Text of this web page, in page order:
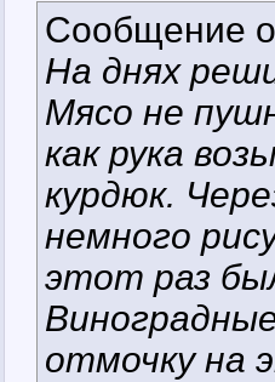
Сообщение
На днях
Мясо не
как рука
курдюк.
немного
этот раз
отмочку на